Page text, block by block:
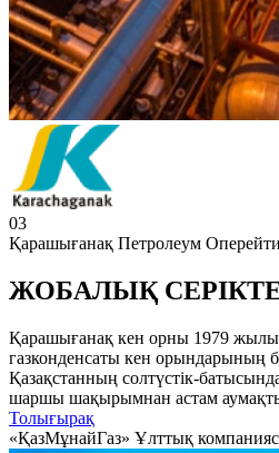
03
Қарашығанақ Петролеум
ЖОБАЛЫҚ
Қарашығанақ кен орны 1979 жылы
газконденсаты кен орындарының
Қазақстанның солтүстік-
шаршы шақырымнан астам
Толығырақ
«ҚазМұнайГаз» Ұлттық